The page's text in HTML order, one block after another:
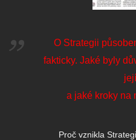
O Strategii
fakticky. Jaké byly
a jaké kroky na
Proč vznikla